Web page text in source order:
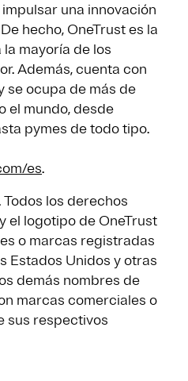
una innovación
hecho, OneTrust es la
mayoría de los
Además, cuenta con
se ocupa de más de
el mundo, desde
pymes de todo tipo.
es.
los derechos
el logotipo de OneTrust
o marcas registradas
Estados Unidos y otras
demás nombres de
marcas comerciales o
sus respectivos